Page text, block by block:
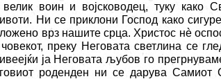
воин и војсководец, туку како
Ни се приклони Господ како
врз нашите срца. Христос нè
преку Неговата светлина се
ја Неговата љубов го
роденден ни се дарува